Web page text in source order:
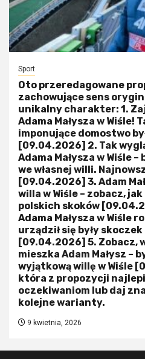
Sport
Oto przeredagowane
zachowujące sens
unikalny charakter: 1.
Adama Małysza w Wiśle!
imponujące domostwo
[09.04.2026] 2. Tak
Adama Małysza w Wiśle
we własnej willi.
[09.04.2026] 3. Adam
willa w Wiśle – zobacz,
polskich skoków
Adama Małysza w Wiśle
urządził się były
[09.04.2026] 5. Zobacz,
mieszka Adam Małysz –
wyjątkową willę w Wiśle
która z propozycji
oczekiwaniom lub daj
kolejne warianty.
9 kwietnia, 2026